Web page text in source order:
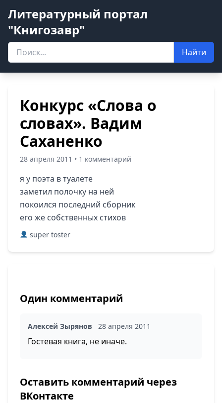
Литературный портал
"Книгозавр"
Найти
Конкурс «Слова о
словах». Вадим
Саханенко
28 апреля 2011 • 1 комментарий
я у поэта в туалете
заметил полочку на ней
покоился последний сборник
его же собственных стихов
super toster
Один комментарий
Алексей Зырянов 28 апреля 2011
Гостевая книга, не иначе.
Оставить комментарий через
ВКонтакте